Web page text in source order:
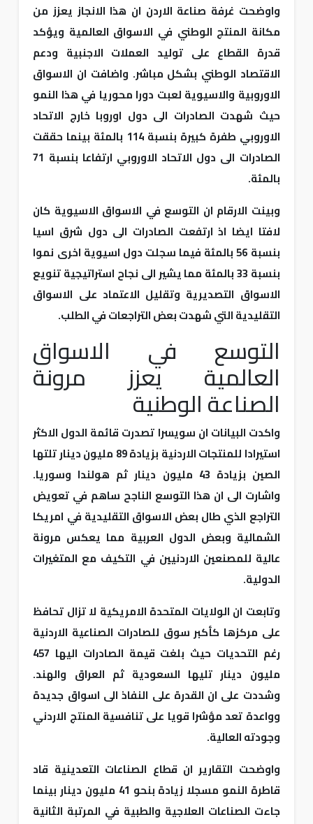
واوضحت غرفة صناعة الاردن ان هذا الانجاز يعزز من
مكانة المنتج الوطني في الاسواق العالمية ويؤكد
قدرة القطاع على توليد العملات الاجنبية ودعم
الاقتصاد الوطني بشكل مباشر. واضافت ان الاسواق
الاوروبية والاسيوية لعبت دورا محوريا في هذا النمو
حيث شهدت الصادرات الى دول اوروبا خارج الاتحاد
الاوروبي طفرة كبيرة بنسبة 114 بالمئة بينما حققت
الصادرات الى دول الاتحاد الاوروبي ارتفاعا بنسبة 71
بالمئة.
وبينت الارقام ان التوسع في الاسواق الاسيوية كان
لافتا ايضا اذ ارتفعت الصادرات الى دول شرق اسيا
بنسبة 56 بالمئة فيما سجلت دول اسيوية اخرى نموا
بنسبة 33 بالمئة مما يشير الى نجاح استراتيجية تنويع
الاسواق التصديرية وتقليل الاعتماد على الاسواق
التقليدية التي شهدت بعض التراجعات في الطلب.
التوسع في الاسواق
العالمية يعزز مرونة
الصناعة الوطنية
واكدت البيانات ان سويسرا تصدرت قائمة الدول الاكثر
استيرادا للمنتجات الاردنية بزيادة 89 مليون دينار تلتها
الصين بزيادة 43 مليون دينار ثم هولندا وسوريا.
واشارت الى ان هذا التوسع الناجح ساهم في تعويض
التراجع الذي طال بعض الاسواق التقليدية في امريكا
الشمالية وبعض الدول العربية مما يعكس مرونة
عالية للمصنعين الاردنيين في التكيف مع المتغيرات
الدولية.
وتابعت ان الولايات المتحدة الامريكية لا تزال تحافظ
على مركزها كأكبر سوق للصادرات الصناعية الاردنية
رغم التحديات حيث بلغت قيمة الصادرات اليها 457
مليون دينار تليها السعودية ثم العراق والهند.
وشددت على ان القدرة على النفاذ الى اسواق جديدة
وواعدة تعد مؤشرا قويا على تنافسية المنتج الاردني
وجودته العالية.
واوضحت التقارير ان قطاع الصناعات التعدينية قاد
قاطرة النمو مسجلا زيادة بنحو 41 مليون دينار بينما
جاءت الصناعات العلاجية والطبية في المرتبة الثانية